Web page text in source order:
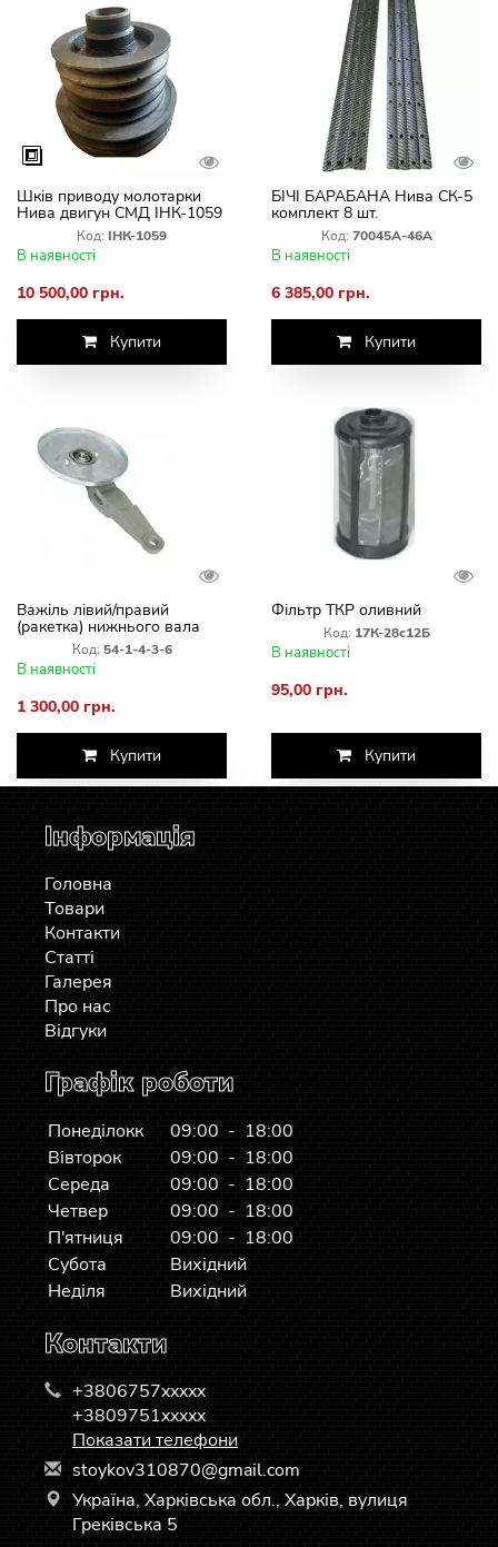
Шків приводу молотарки
Нива двигун СМД ІНК-1059
Код: ІНК-1059
В наявності
10 500,00 грн.
Купити
БІЧІ БАРАБАНА Нива СК-5
комплект 8 шт.
Код: 70045А-46А
В наявності
6 385,00 грн.
Купити
Важіль лівий/правий
(ракетка) нижнього вала
похилої камери
Код: 54-1-4-3-6
В наявності
1 300,00 грн.
Купити
Фільтр ТКР оливний
Код: 17К-28с12Б
В наявності
95,00 грн.
Купити
Інформація
Головна
Товари
Контакти
Статті
Галерея
Про нас
Відгуки
Графік роботи
Понеділокк
09:00 - 18:00
Вівторок
09:00 - 18:00
Середа
09:00 - 18:00
Четвер
09:00 - 18:00
П'ятниця
09:00 - 18:00
Субота
Вихідний
Неділя
Вихідний
Контакти
+3806757xxxxx
+3809751xxxxx
Показати телефони
stoykov310870@gmail.com
Україна, Харківська обл., Харків, вулиця
Греківська 5